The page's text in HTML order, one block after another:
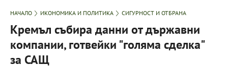
НАЧАЛО ИКОНОМИКА И ПОЛИТИКА СИГУРНОСТ И ОТБРАНА
Кремъл събира данни от държавни
компании, готвейки "голяма сделка"
за САЩ